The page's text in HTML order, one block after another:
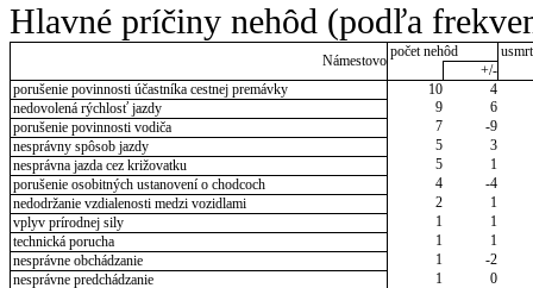
Hlavné príčiny nehôd (podľa
Námestovo
počet nehôd
+/-
porušenie povinnosti účastníka cestnej premávky
10
4
nedovolená rýchlosť jazdy
9
6
porušenie povinnosti vodiča
7
-9
nesprávny spôsob jazdy
5
3
nesprávna jazda cez križovatku
5
1
porušenie osobitných ustanovení o chodcoch
4
-4
nedodržanie vzdialenosti medzi vozidlami
2
1
vplyv prírodnej sily
1
1
technická porucha
1
1
nesprávne obchádzanie
1
-2
nesprávne predchádzanie
1
0